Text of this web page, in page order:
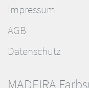
Impressum
AGB
Datenschutz
MADEIRA